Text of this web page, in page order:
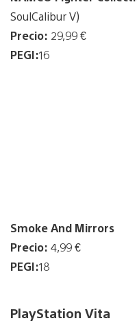
SoulCalibur V)
Precio: 29,99 €
PEGI:16
Smoke And Mirrors
Precio: 4,99 €
PEGI:18
PlayStation Vita